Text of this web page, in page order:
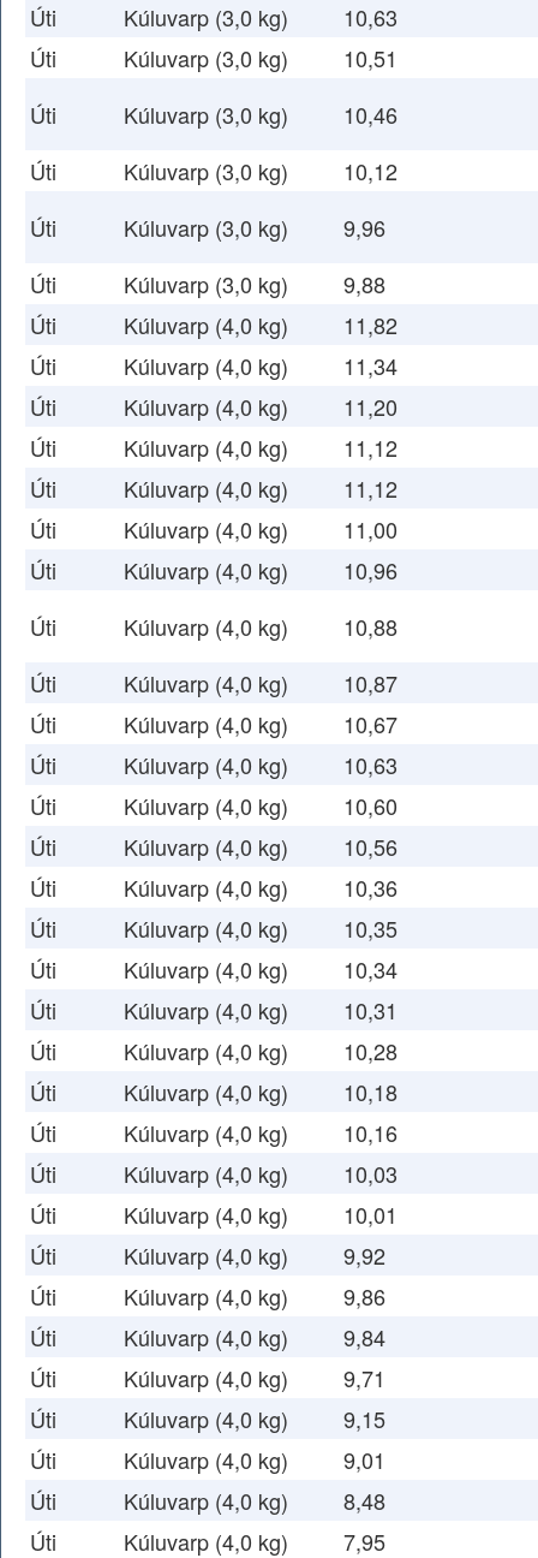
Úti
Kúluvarp (3,0 kg)
10,63
Úti
Kúluvarp (3,0 kg)
10,51
Úti
Kúluvarp (3,0 kg)
10,46
Úti
Kúluvarp (3,0 kg)
10,12
Úti
Kúluvarp (3,0 kg)
9,96
Úti
Kúluvarp (3,0 kg)
9,88
Úti
Kúluvarp (4,0 kg)
11,82
Úti
Kúluvarp (4,0 kg)
11,34
Úti
Kúluvarp (4,0 kg)
11,20
Úti
Kúluvarp (4,0 kg)
11,12
Úti
Kúluvarp (4,0 kg)
11,12
Úti
Kúluvarp (4,0 kg)
11,00
Úti
Kúluvarp (4,0 kg)
10,96
Úti
Kúluvarp (4,0 kg)
10,88
Úti
Kúluvarp (4,0 kg)
10,87
Úti
Kúluvarp (4,0 kg)
10,67
Úti
Kúluvarp (4,0 kg)
10,63
Úti
Kúluvarp (4,0 kg)
10,60
Úti
Kúluvarp (4,0 kg)
10,56
Úti
Kúluvarp (4,0 kg)
10,36
Úti
Kúluvarp (4,0 kg)
10,35
Úti
Kúluvarp (4,0 kg)
10,34
Úti
Kúluvarp (4,0 kg)
10,31
Úti
Kúluvarp (4,0 kg)
10,28
Úti
Kúluvarp (4,0 kg)
10,18
Úti
Kúluvarp (4,0 kg)
10,16
Úti
Kúluvarp (4,0 kg)
10,03
Úti
Kúluvarp (4,0 kg)
10,01
Úti
Kúluvarp (4,0 kg)
9,92
Úti
Kúluvarp (4,0 kg)
9,86
Úti
Kúluvarp (4,0 kg)
9,84
Úti
Kúluvarp (4,0 kg)
9,71
Úti
Kúluvarp (4,0 kg)
9,15
Úti
Kúluvarp (4,0 kg)
9,01
Úti
Kúluvarp (4,0 kg)
8,48
Úti
Kúluvarp (4,0 kg)
7,95